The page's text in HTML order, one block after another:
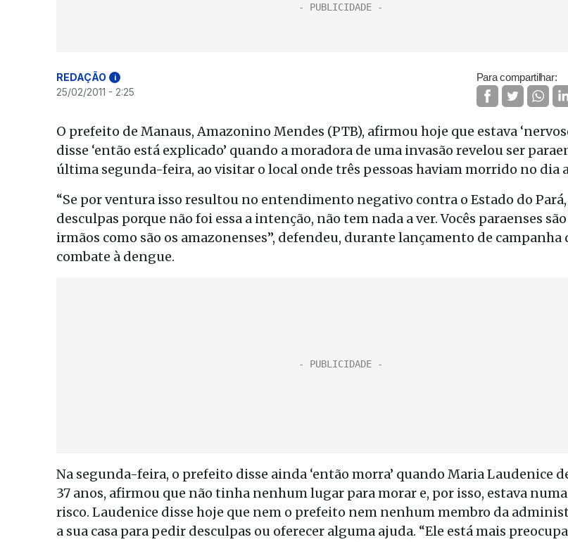
REDAÇÃO i
25/02/2011 - 2:25
Para compartilhar:
O prefeito de Manaus, Amazonino Mendes (PTB), afirmou hoje que estava
disse ‘então está explicado’ quando a moradora de uma invasão revelou ser
última segunda-feira, ao visitar o local onde três pessoas haviam morrido no dia
“Se por ventura isso resultou no entendimento negativo contra o Estado do Pará,
desculpas porque não foi essa a intenção, não tem nada a ver. Vocês paraenses
irmãos como são os amazonenses”, defendeu, durante lançamento de campanha
combate à dengue.
Na segunda-feira, o prefeito disse ainda ‘então morra’ quando Maria Laudenice
37 anos, afirmou que não tinha nenhum lugar para morar e, por isso, estava numa
risco. Laudenice disse hoje que nem o prefeito nem nenhum membro da
a sua casa para pedir desculpas ou oferecer alguma ajuda. “Ele está mais